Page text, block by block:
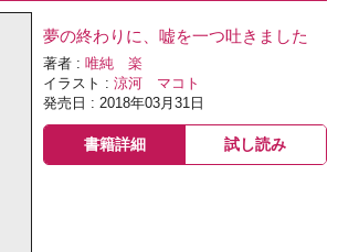
夢の終わりに、嘘を一つ吐きました
著者 :唯純 楽
イラスト :涼河 マコト
発売日 : 2018年03月31日
書籍詳細 試し読み